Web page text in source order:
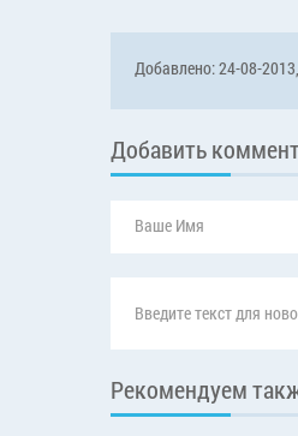
Добавлено: 24-08-
Добавить
Рекомендуем